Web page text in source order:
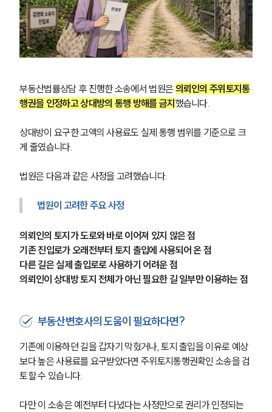
부동산법률상담 후 진행한 소송에서 법원은 의뢰인의 주위토지통
행권을 인정하고 상대방의 통행 방해를 금지했습니다.
상대방이 요구한 고액의 사용료도 실제 통행 범위를 기준으로 크
게 줄였습니다.
법원은 다음과 같은 사정을 고려했습니다.
법원이 고려한 주요 사정
의뢰인의 토지가 도로와 바로 이어져 있지 않은 점
기존 진입로가 오래전부터 토지 출입에 사용되어 온 점
다른 길은 실제 출입로로 사용하기 어려운 점
의뢰인이 상대방 토지 전체가 아닌 필요한 길 일부만 이용하는 점
부동산변호사의 도움이 필요하다면?
기존에 이용하던 길을 갑자기 막혔거나, 토지 출입을 이유로 예상
보다 높은 사용료를 요구받았다면 주위토지통행권확인 소송을 검
토할 수 있습니다.
다만 이 소송은 예전부터 다녔다는 사정만으로 권리가 인정되는